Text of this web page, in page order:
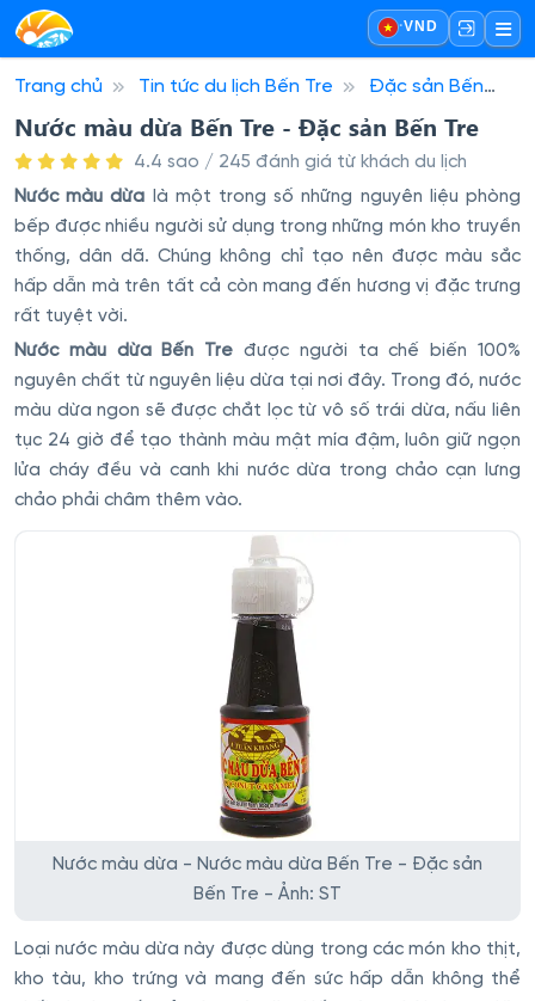
·VND
Trang chủ Tin tức du lịch Bến Tre
Đặc sản Bến
Tre
Nước màu dừa Bến Tre - Đặc sản Bến Tre
Nước màu dừa Bến Tre - Đặc sản Bến Tre
4.4 sao / 245 đánh giá từ khách du lịch
Nước màu dừa là một trong số những nguyên liệu phòng
bếp được nhiều người sử dụng trong những món kho truyền
thống, dân dã. Chúng không chỉ tạo nên được màu sắc
hấp dẫn mà trên tất cả còn mang đến hương vị đặc trưng
rất tuyệt vời.
Nước màu dừa Bến Tre được người ta chế biến 100%
nguyên chất từ nguyên liệu dừa tại nơi đây. Trong đó, nước
màu dừa ngon sẽ được chắt lọc từ vô số trái dừa, nấu liên
tục 24 giờ để tạo thành màu mật mía đậm, luôn giữ ngọn
lửa cháy đều và canh khi nước dừa trong chảo cạn lưng
chảo phải châm thêm vào.
Nước màu dừa - Nước màu dừa Bến Tre - Đặc sản
Bến Tre - Ảnh: ST
Loại nước màu dừa này được dùng trong các món kho thịt,
kho tàu, kho trứng và mang đến sức hấp dẫn không thể